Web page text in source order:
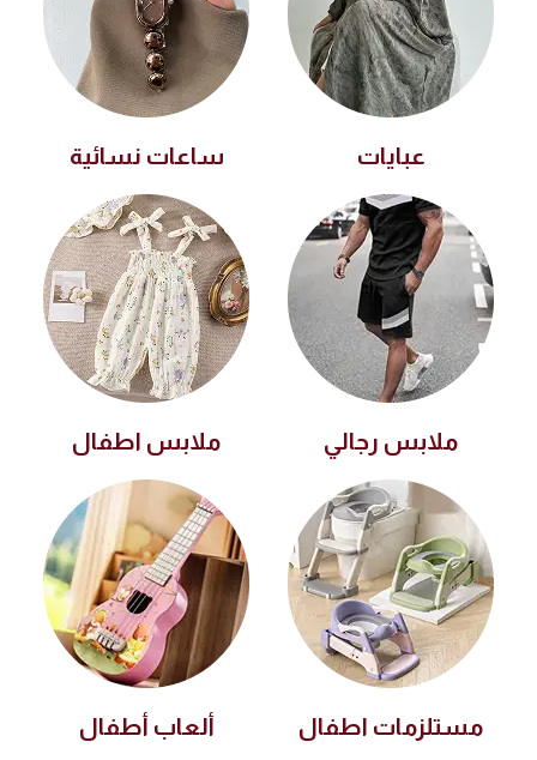
عبايات ساعات نسائية
ملابس رجالي ملابس اطفال
مستلزمات اطفال ألعاب أطفال